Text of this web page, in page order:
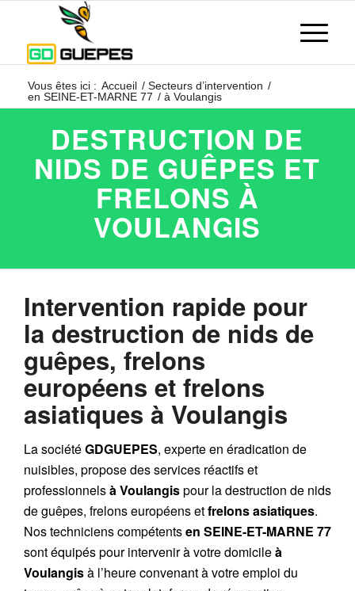
Vous êtes ici : Accueil / Secteurs d’intervention /
en SEINE-ET-MARNE 77 / à Voulangis
DESTRUCTION DE
NIDS DE GUÊPES ET
FRELONS À
VOULANGIS
Intervention rapide pour
la destruction de nids de
guêpes, frelons
européens et frelons
asiatiques à Voulangis
La sociétéGDGUEPES, experte en éradication de
nuisibles, propose des services réactifs et
professionnelsà Voulangispour la destruction de nids
de guêpes, frelons européensetfrelons asiatiques.
Nos techniciens compétentsen SEINE-ET-MARNE 77
sont équipés pour intervenir à votre domicileà
Voulangisà l’heure convenant à votre emploi du